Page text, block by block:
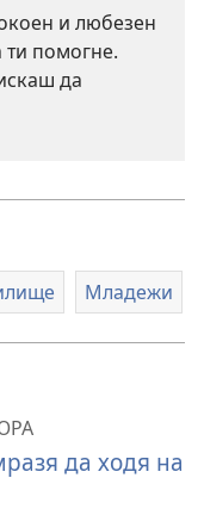
и любезен
ти помогне.
да
Младежи
да ходя на